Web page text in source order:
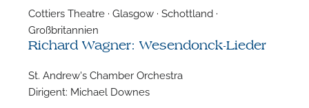
Cottiers Theatre · Glasgow · Schottland ·
Großbritannien
Richard Wagner: Wesendonck-Lieder
St. Andrew's Chamber Orchestra
Dirigent: Michael Downes